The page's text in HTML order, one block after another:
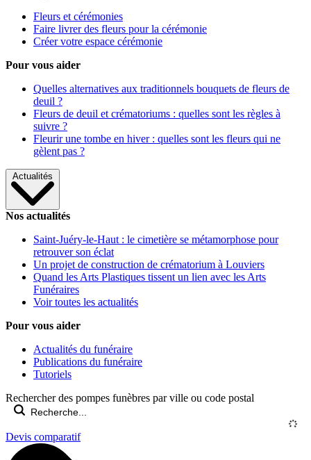
Fleurs et cérémonies
Faire livrer des fleurs pour la cérémonie
Créer votre espace cérémonie
Pour vous aider
Quelles alternatives aux traditionnels bouquets de fleurs de
deuil ?
Fleurs de deuil et crématoriums : quelles sont les règles à
suivre ?
Fleurir une tombe en hiver : quelles sont les fleurs qui ne
gèlent pas ?
Actualités
Nos actualités
Saint-Juéry-le-Haut : le cimetière se métamorphose pour
retrouver son éclat
Un projet de construction de crématorium à Louviers
Quand les Arts Plastiques tissent un lien avec les Arts
Funéraires
Voir toutes les actualités
Pour vous aider
Actualités du funéraire
Publications du funéraire
Tutoriels
Rechercher des pompes funèbres par ville ou code postal
Devis comparatif